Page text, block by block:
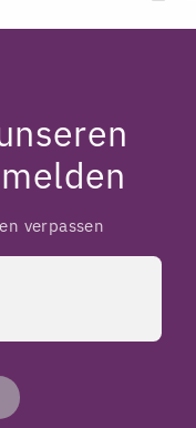
verpassen